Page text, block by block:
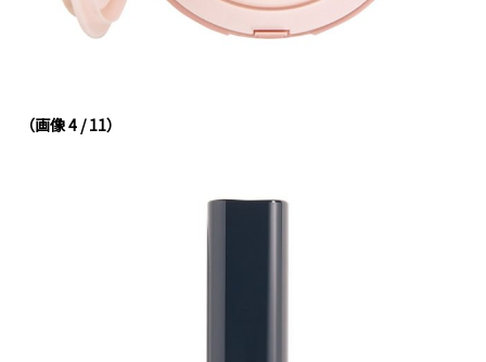
（画像 4 / 11）